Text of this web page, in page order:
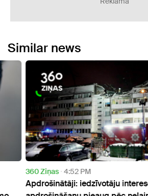
Similar news
360 Ziņas 4:52 PM
Apdrošinātāji: iedzīvotāju